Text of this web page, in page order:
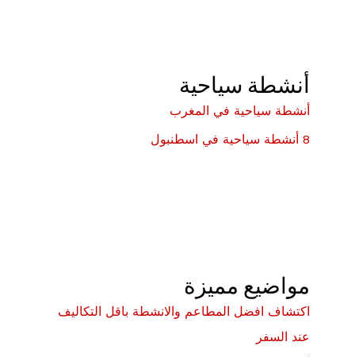
أنشطة سياحية
أنشطة سياحية في المغرب
8 أنشطة سياحية في اسطنبول
مواضيع مميزة
اكتشاف افضل المطاعم والانشطة باقل التكاليف
عند السفر